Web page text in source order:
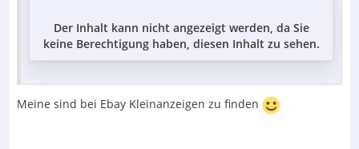
Der Inhalt kann nicht angezeigt werden, da Sie
keine Berechtigung haben, diesen Inhalt zu sehen.
Meine sind bei Ebay Kleinanzeigen zu finden